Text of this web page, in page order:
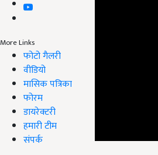
More Links
फोटो गैलरी
वीडियो
मासिक पत्रिका
फोरम
डायरेक्टरी
हमारी टीम
संपर्क